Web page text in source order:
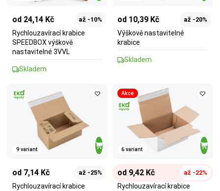
od 24,14 Kč až -10%
Rychlouzavírací krabice
SPEEDBOX výškově
nastavitelné 3VVL
Skladem
od 10,39 Kč až -20%
Výškově nastavitelné
krabice
Skladem
9 variant
od 7,14 Kč až -25%
Rychlouzavírací krabice
Akce
6 variant
od 9,42 Kč až -22%
Rychlouzavírací krabice